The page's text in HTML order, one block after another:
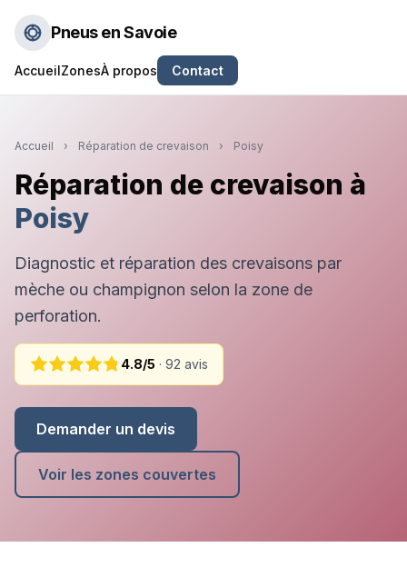
Pneus en Savoie
AccueilZonesÀ propos Contact
Accueil › Réparation de crevaison › Poisy
Réparation de crevaison à
Poisy
Diagnostic et réparation des crevaisons par
mèche ou champignon selon la zone de
perforation.
4.8/5 · 92 avis
Demander un devis
Voir les zones couvertes